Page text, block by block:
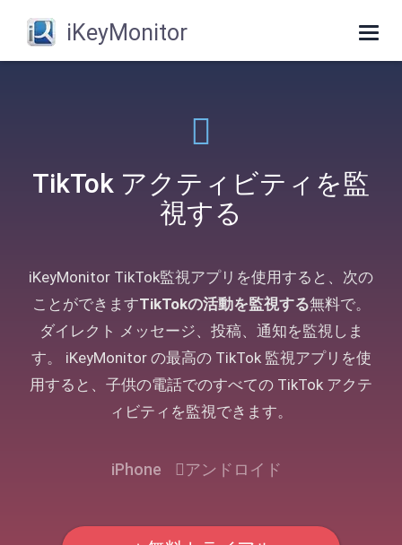
iKeyMonitor
TikTok アクティビティを監
視する
iKeyMonitor TikTok監視アプリを使用すると、次の
ことができますTikTokの活動を監視する無料で。
ダイレクト メッセージ、投稿、通知を監視しま
す。 iKeyMonitor の最高の TikTok 監視アプリを使
用すると、子供の電話でのすべての TikTok アクテ
ィビティを監視できます。
iPhone アンドロイド